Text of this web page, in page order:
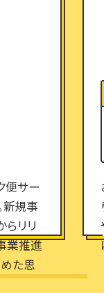
便サー
新規事
らリリ
業推進
た思
。